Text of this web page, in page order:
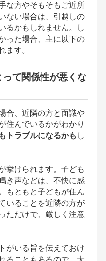
な方やそもそもご近所
ない場合は、引越しの
るかもしれません。し
った場合、主に以下の
ます。
て関係性が悪くな
合、近隣の方と面識や
住んでいるかがわかり
トラブルになるかも し
挙げられます。子ども
き声などは、不快に感
もともと子どもが住ん
いることを近隣の方が
ただけで、厳しく注意
がいる旨を伝えておけ
ることもあるので、大